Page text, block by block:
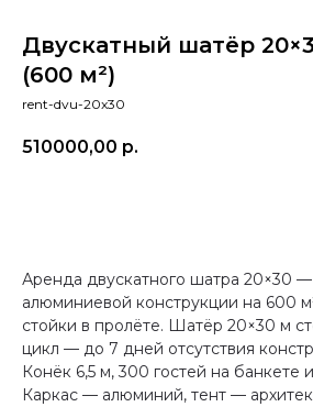
Двускатный шатёр
(600 м²)
rent-dvu-20x30
510000,00 р.
Аренда двускатного шатра 20×30
алюминиевой конструкции на 600
стойки в пролёте. Шатёр 20×30 м
цикл — до 7 дней отсутствия
Конёк 6,5 м, 300 гостей на
Каркас — алюминий, тент —